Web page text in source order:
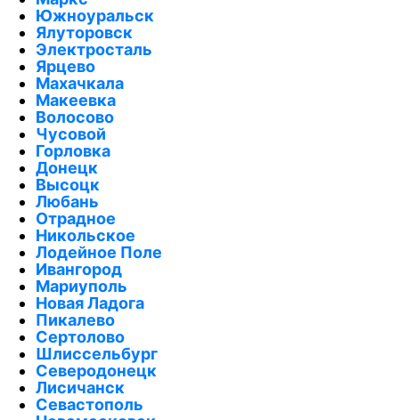
Южноуральск
Ялуторовск
Электросталь
Ярцево
Махачкала
Макеевка
Волосово
Чусовой
Горловка
Донецк
Высоцк
Любань
Отрадное
Никольское
Лодейное Поле
Ивангород
Мариуполь
Новая Ладога
Пикалево
Сертолово
Шлиссельбург
Северодонецк
Лисичанск
Севастополь